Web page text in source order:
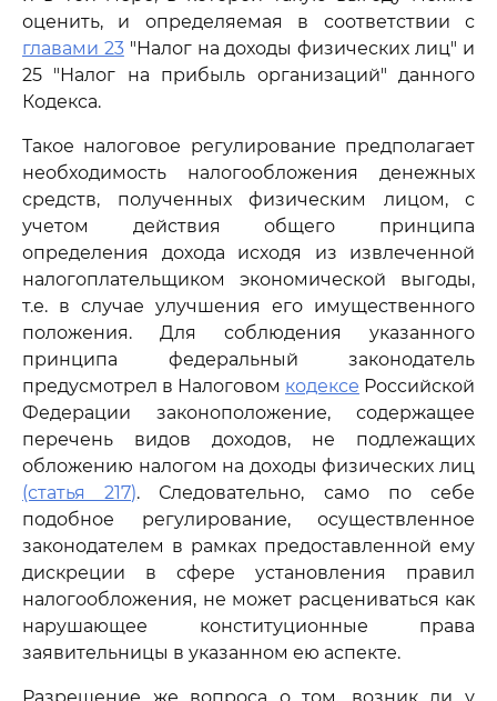
оценить, и определяемая в соответствии с
главами 23"Налог на доходы физических лиц" и
25 "Налог на прибыль организаций" данного
Кодекса.
Такое налоговое регулирование предполагает
необходимость налогообложения денежных
средств, полученных физическим лицом, с
учетом действия общего принципа
определения дохода исходя из извлеченной
налогоплательщиком экономической выгоды,
т.е. в случае улучшения его имущественного
положения. Для соблюдения указанного
принципа федеральный законодатель
предусмотрел в Налоговом кодексе Российской
Федерации законоположение, содержащее
перечень видов доходов, не подлежащих
обложению налогом на доходы физических лиц
(статья 217). Следовательно, само по себе
подобное регулирование, осуществленное
законодателем в рамках предоставленной ему
дискреции в сфере установления правил
налогообложения, не может расцениваться как
нарушающее конституционные права
заявительницы в указанном ею аспекте.